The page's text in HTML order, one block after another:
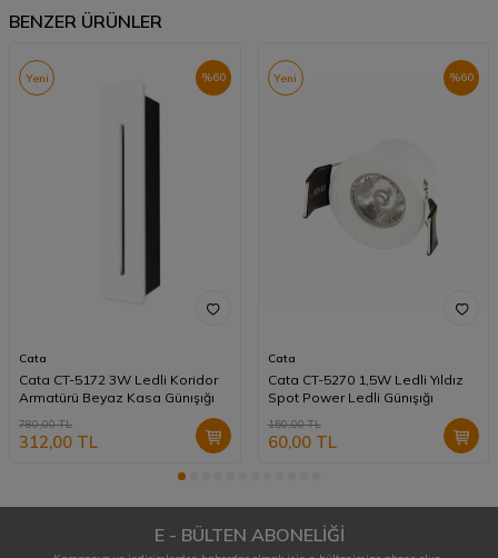
BENZER ÜRÜNLER
%60
Yeni
Cata
Cata CT-5172 3W Ledli Koridor
Armatürü Beyaz Kasa Günışığı
780,00TL
312,00 TL
%60
Yeni
Cata
Cata CT-5270 1,5W Ledli Yıldız
Spot Power Ledli Günışığı
150,00TL
60,00TL
E - BÜLTEN ABONELİĞİ